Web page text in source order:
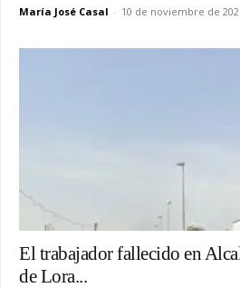
María José Casal - 10 de noviembre de
El trabajador fallecido en
de Lora...